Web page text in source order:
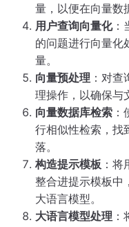
量，以便在向量数
用户查询向量化：
的问题进行向量化
量。
向量预处理 ：对
理操作，以确保与
向量数据库检索
行相似性检索，找
落。
构造提示模板 ：
整合进提示模板中
大语言模型。
大语言模型处理